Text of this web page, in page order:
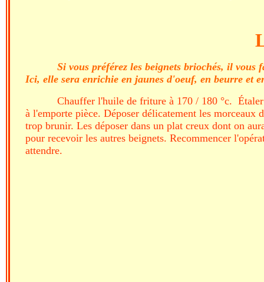
Les
Si vous préférez les beignets briochés, il vous
Ici, elle sera enrichie en jaunes d'oeuf, en beurre et
Chauffer l'huile de friture à 170 / 180 °c.
à l'emporte pièce. Déposer délicatement les
trop brunir. Les déposer dans un plat creux dont on
pour recevoir les autres beignets. Recommencer
attendre.